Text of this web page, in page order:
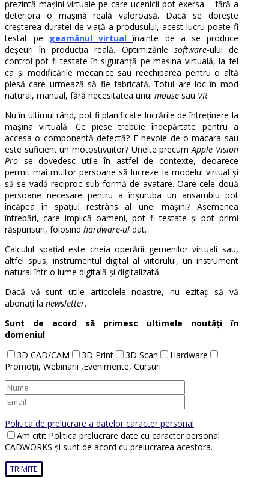
prezintă mașini virtuale pe care ucenicii pot exersa – fără a
deteriora o mașină reală valoroasă. Dacă se dorește
creșterea duratei de viață a produsului, acest lucru poate fi
testat pe geamănul virtual înainte de a se produce
deșeuri în producția reală. Optimizările software-ului de
control pot fi testate în siguranță pe mașina virtuală, la fel
ca și modificările mecanice sau reechiparea pentru o altă
piesă care urmează să fie fabricată. Totul are loc în mod
natural, manual, fără necesitatea unui mouse sau VR.
Nu în ultimul rând, pot fi planificate lucrările de întreținere la
mașina virtuală. Ce piese trebuie îndepărtate pentru a
accesa o componentă defectă? E nevoie de o macara sau
este suficient un motostivuitor? Unelte precum Apple Vision
Pro se dovedesc utile în astfel de contexte, deoarece
permit mai multor persoane să lucreze la modelul virtual și
să se vadă reciproc sub formă de avatare. Oare cele două
persoane necesare pentru a înșuruba un ansamblu pot
încăpea în spațiul restrâns al unei mașini? Asemenea
întrebări, care implică oameni, pot fi testate și pot primi
răspunsuri, folosind hardware-ul dat.
Calculul spațial este cheia operării gemenilor virtuali sau,
altfel spus, instrumentul digital al viitorului, un instrument
natural într-o lume digitală și digitalizată.
Dacă vă sunt utile articolele noastre, nu ezitați să vă
abonați la newsletter.
Sunt de acord să primesc ultimele noutăți în
domeniul
3D CAD/CAM
3D Print 3D Scan
Hardware
Promoții, Webinarii ,Evenimente, Cursuri
Politica de prelucrare a datelor caracter personal
Am citit Politica prelucrare date cu caracter personal
CADWORKS și sunt de acord cu prelucrarea acestora.